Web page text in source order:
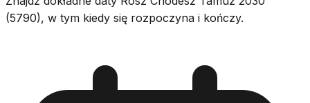
(5790), w tym kiedy się rozpoczyna i kończy.